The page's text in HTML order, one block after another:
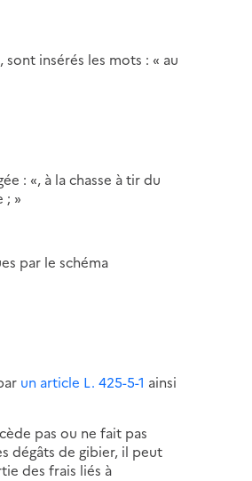
sont insérés les mots : « au
: «, à la chasse à tir du
; »
par le schéma
un article L. 425-5-1 ainsi
pas ou ne fait pas
dégâts de gibier, il peut
des frais liés à